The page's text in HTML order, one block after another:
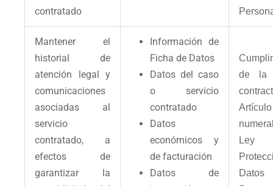
contratado
Mantener el
historial de
atención legal y
comunicaciones
asociadas al
servicio
contratado, a
efectos de
garantizar la
Información de
Ficha de Datos
Datos del caso
o servicio
contratado
Datos
económicos y
de facturación
Datos de
de la
Datos